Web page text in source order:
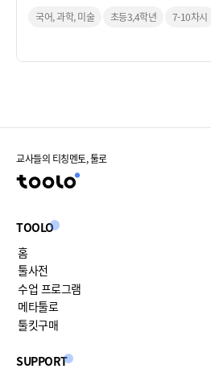
합니다.
국어, 과학, 미술 초등3,4학년 7-10차시
교사들의 티칭멘토, 툴로
TOOLO
홈
툴사전
수업 프로그램
메타툴로
툴킷구매
SUPPORT